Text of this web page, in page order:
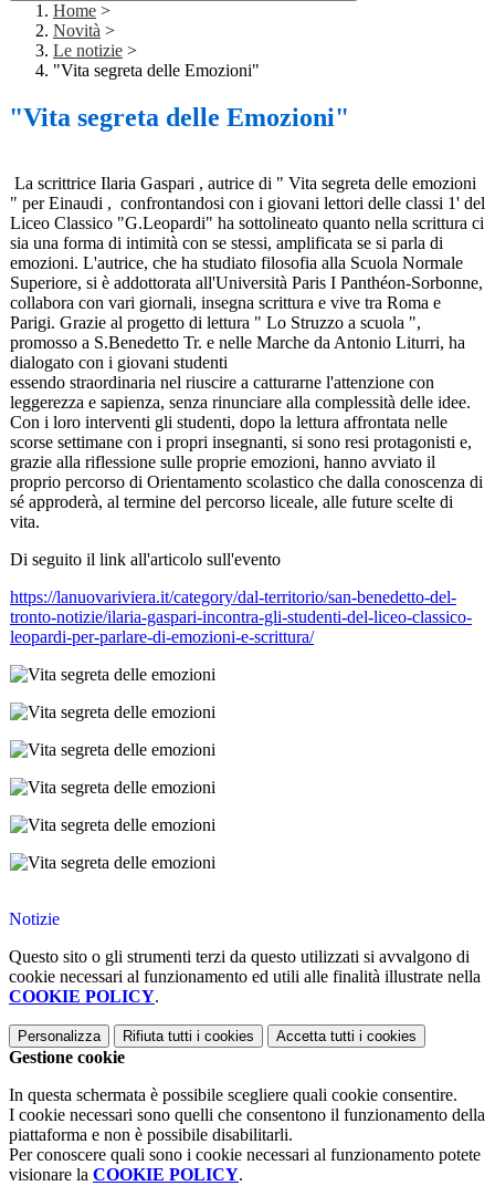
Home >
Novità >
Le notizie >
"Vita segreta delle Emozioni"
"Vita segreta delle Emozioni"
La scrittrice Ilaria Gaspari , autrice di " Vita segreta delle emozioni
" per Einaudi , confrontandosi con i giovani lettori delle classi 1' del
Liceo Classico "G.Leopardi" ha sottolineato quanto nella scrittura ci
sia una forma di intimità con se stessi, amplificata se si parla di
emozioni. L'autrice, che ha studiato filosofia alla Scuola Normale
Superiore, si è addottorata all'Università Paris I Panthéon-Sorbonne,
collabora con vari giornali, insegna scrittura e vive tra Roma e
Parigi. Grazie al progetto di lettura " Lo Struzzo a scuola ",
promosso a S.Benedetto Tr. e nelle Marche da Antonio Liturri, ha
dialogato con i giovani studenti
essendo straordinaria nel riuscire a catturarne l'attenzione con
leggerezza e sapienza, senza rinunciare alla complessità delle idee.
Con i loro interventi gli studenti, dopo la lettura affrontata nelle
scorse settimane con i propri insegnanti, si sono resi protagonisti e,
grazie alla riflessione sulle proprie emozioni, hanno avviato il
proprio percorso di Orientamento scolastico che dalla conoscenza di
sé approderà, al termine del percorso liceale, alle future scelte di
vita.
Di seguito il link all'articolo sull'evento
https://lanuovariviera.it/category/dal-territorio/san-benedetto-del-
tronto-notizie/ilaria-gaspari-incontra-gli-studenti-del-liceo-classico-
leopardi-per-parlare-di-emozioni-e-scrittura/
Notizie
Questo sito o gli strumenti terzi da questo utilizzati si avvalgono di
cookie necessari al funzionamento ed utili alle finalità illustrate nella
COOKIE POLICY.
Personalizza Rifiuta tutti i cookies Accetta tutti i cookies
Gestione cookie
In questa schermata è possibile scegliere quali cookie consentire.
I cookie necessari sono quelli che consentono il funzionamento della
piattaforma e non è possibile disabilitarli.
Per conoscere quali sono i cookie necessari al funzionamento potete
visionare la COOKIE POLICY.